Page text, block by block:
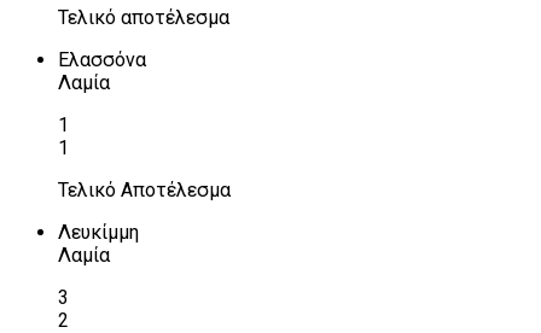
Τελικό αποτέλεσμα
Ελασσόνα
Λαμία
1
1
Τελικό Αποτέλεσμα
Λευκίμμη
Λαμία
3
2